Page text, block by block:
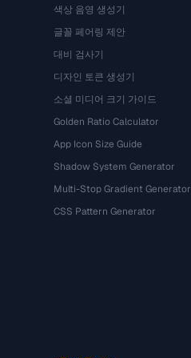
색상 음영 생성기
글꼴 페어링 제안
대비 검사기
디자인 토큰 생성기
소셜 미디어 크기 가이드
Golden Ratio Calculator
App Icon Size Guide
Shadow System Generator
Multi-Stop Gradient Generator
CSS Pattern Generator